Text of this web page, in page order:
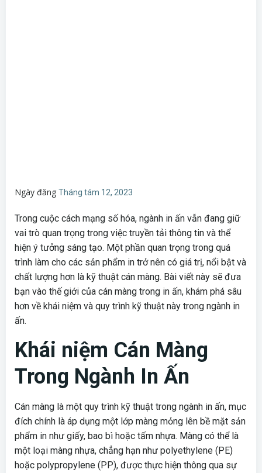
Ngày đăng Tháng tám 12, 2023
Trong cuộc cách mạng số hóa, ngành in ấn vẫn đang giữ
vai trò quan trọng trong việc truyền tải thông tin và thể
hiện ý tưởng sáng tạo. Một phần quan trọng trong quá
trình làm cho các sản phẩm in trở nên có giá trị, nổi bật và
chất lượng hơn là kỹ thuật cán màng. Bài viết này sẽ đưa
bạn vào thế giới của cán màng trong in ấn, khám phá sâu
hơn về khái niệm và quy trình kỹ thuật này trong ngành in
ấn.
Khái niệm Cán Màng
Trong Ngành In Ấn
Cán màng là một quy trình kỹ thuật trong ngành in ấn, mục
đích chính là áp dụng một lớp màng mỏng lên bề mặt sản
phẩm in như giấy, bao bì hoặc tấm nhựa. Màng có thể là
một loại màng nhựa, chẳng hạn như polyethylene (PE)
hoặc polypropylene (PP), được thực hiện thông qua sự